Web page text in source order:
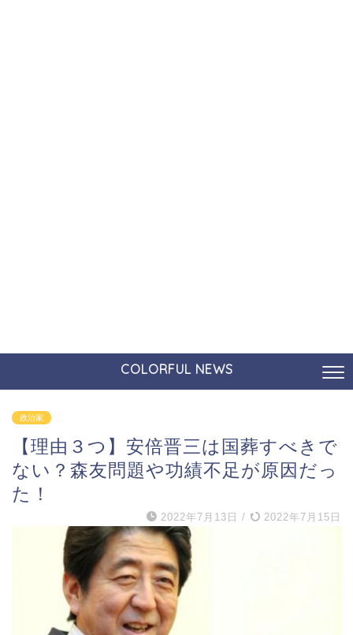
COLORFUL NEWS
政治家
【理由３つ】安倍晋三は国葬すべきで
ない？森友問題や功績不足が原因だっ
た！
2022年7月13日 / 2022年7月15日